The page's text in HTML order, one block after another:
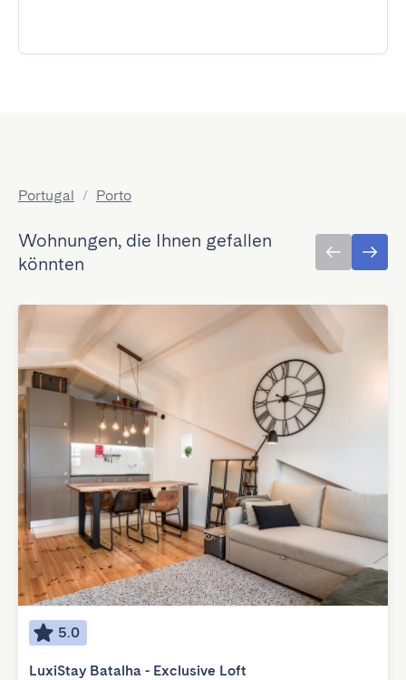
Portugal / Porto
Wohnungen, die Ihnen gefallen
könnten
5.0
LuxiStay Batalha - Exclusive Loft